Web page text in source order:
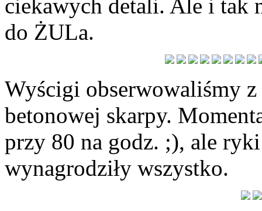
ciekawych detali. Ale i tak
do ŻULa.
Wyścigi obserwowaliśmy
betonowej skarpy.
przy 80 na godz. ;), ale
wynagrodziły wszystko.